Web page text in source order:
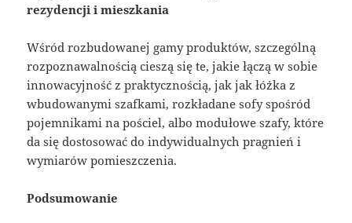
rezydencji i mieszkania
Wśród rozbudowanej gamy produktów, szczególną
rozpoznawalnością cieszą się te, jakie łączą w sobie
innowacyjność z praktycznością, jak jak łóżka z
wbudowanymi szafkami, rozkładane sofy spośród
pojemnikami na pościel, albo modułowe szafy, które
da się dostosować do indywidualnych pragnień i
wymiarów pomieszczenia.
Podsumowanie